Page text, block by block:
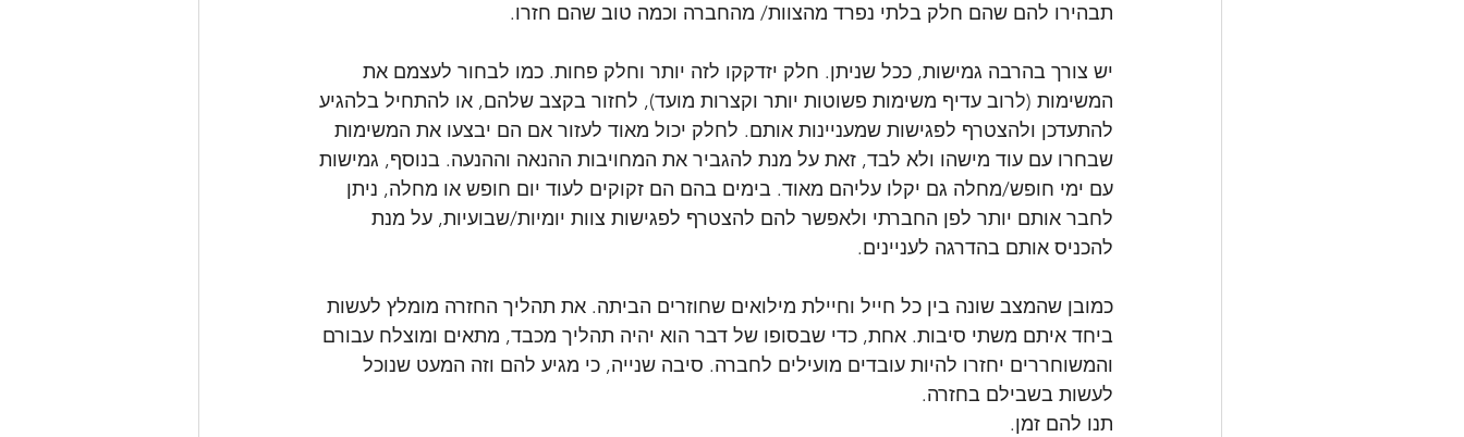
תבהירו להם שהם חלק בלתי נפרד מהצוות/ מהחברה וכמה טוב שהם חזרו.
יש צורך בהרבה גמישות, ככל שניתן. חלק יזדקקו לזה יותר וחלק פחות. כמו לבחור לעצמם את
המשימות (לרוב עדיף משימות פשוטות יותר וקצרות מועד), לחזור בקצב שלהם, או להתחיל בלהגיע
להתעדכן ולהצטרף לפגישות שמעניינות אותם. לחלק יכול מאוד לעזור אם הם יבצעו את המשימות
שבחרו עם עוד מישהו ולא לבד, זאת על מנת להגביר את המחויבות ההנאה וההנעה. בנוסף, גמישות
עם ימי חופש/מחלה גם יקלו עליהם מאוד. בימים בהם הם זקוקים לעוד יום חופש או מחלה, ניתן
לחבר אותם יותר לפן החברתי ולאפשר להם להצטרף לפגישות צוות יומיות/שבועיות, על מנת
להכניס אותם בהדרגה לעניינים.
כמובן שהמצב שונה בין כל חייל וחיילת מילואים שחוזרים הביתה. את תהליך החזרה מומלץ לעשות
ביחד איתם משתי סיבות. אחת, כדי שבסופו של דבר הוא יהיה תהליך מכבד, מתאים ומוצלח עבורם
והמשוחררים יחזרו להיות עובדים מועילים לחברה. סיבה שנייה, כי מגיע להם וזה המעט שנוכל
לעשות בשבילם בחזרה.
תנו להם זמן.